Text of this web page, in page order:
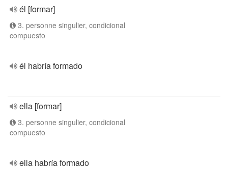
él [formar]
3. personne singulier, condicional
compuesto
él habría formado
ella [formar]
3. personne singulier, condicional
compuesto
ella habría formado